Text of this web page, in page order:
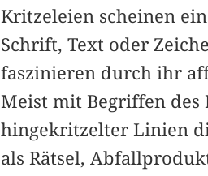
Kritzeleien scheinen
Schrift, Text oder
faszinieren durch ihr
Meist mit Begriffen des
hingekritzelter Linien
als Rätsel,